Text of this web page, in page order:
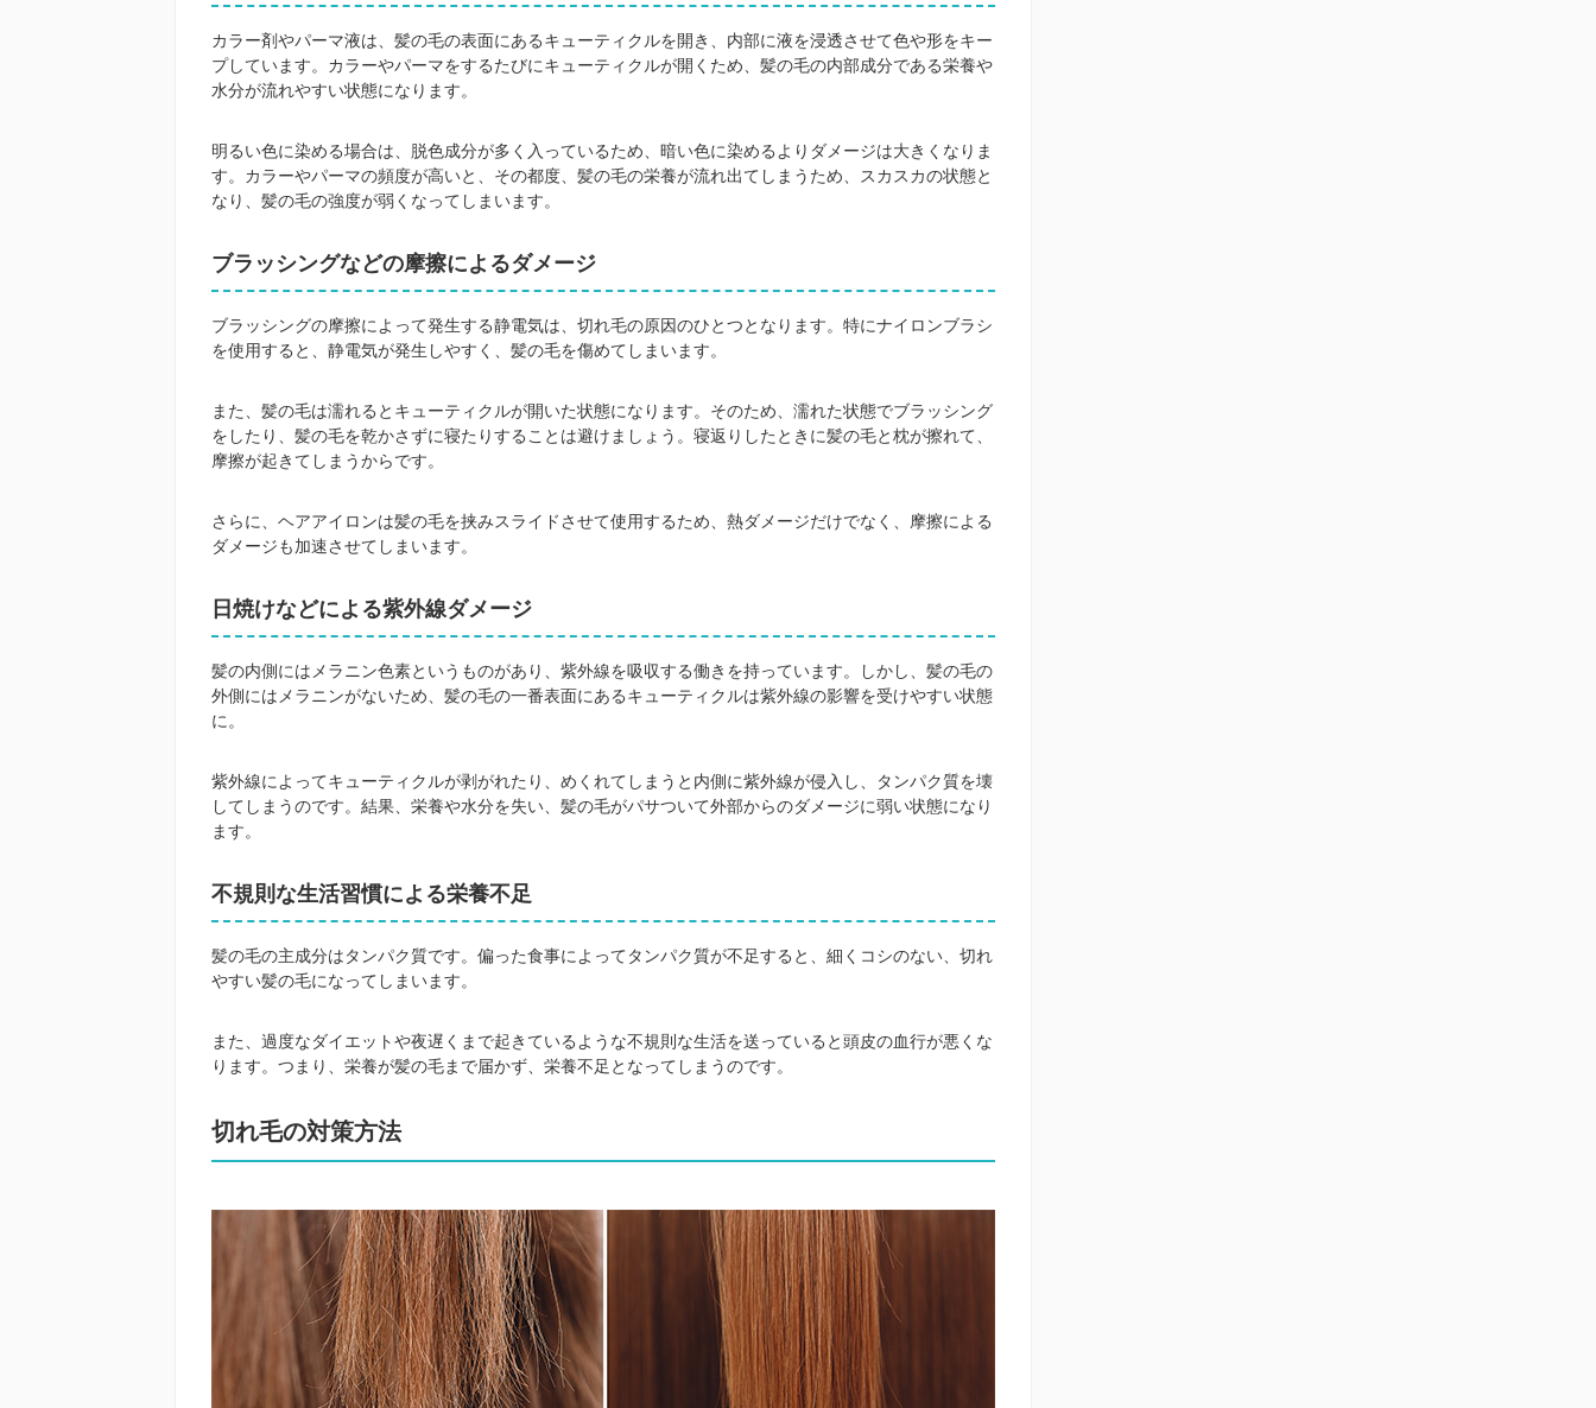
カラー剤やパーマ液は、髪の毛の表面にあるキューティクルを開き、内部に液を浸透させて色や形をキー
プしています。カラーやパーマをするたびにキューティクルが開くため、髪の毛の内部成分である栄養や
水分が流れやすい状態になります。
明るい色に染める場合は、脱色成分が多く入っているため、暗い色に染めるよりダメージは大きくなりま
す。カラーやパーマの頻度が高いと、その都度、髪の毛の栄養が流れ出てしまうため、スカスカの状態と
なり、髪の毛の強度が弱くなってしまいます。
ブラッシングなどの摩擦によるダメージ
ブラッシングの摩擦によって発生する静電気は、切れ毛の原因のひとつとなります。特にナイロンブラシ
を使用すると、静電気が発生しやすく、髪の毛を傷めてしまいます。
また、髪の毛は濡れるとキューティクルが開いた状態になります。そのため、濡れた状態でブラッシング
をしたり、髪の毛を乾かさずに寝たりすることは避けましょう。寝返りしたときに髪の毛と枕が擦れて、
摩擦が起きてしまうからです。
さらに、ヘアアイロンは髪の毛を挟みスライドさせて使用するため、熱ダメージだけでなく、摩擦による
ダメージも加速させてしまいます。
日焼けなどによる紫外線ダメージ
髪の内側にはメラニン色素というものがあり、紫外線を吸収する働きを持っています。しかし、髪の毛の
外側にはメラニンがないため、髪の毛の一番表面にあるキューティクルは紫外線の影響を受けやすい状態
に。
紫外線によってキューティクルが剥がれたり、めくれてしまうと内側に紫外線が侵入し、タンパク質を壊
してしまうのです。結果、栄養や水分を失い、髪の毛がパサついて外部からのダメージに弱い状態になり
ます。
不規則な生活習慣による栄養不足
髪の毛の主成分はタンパク質です。偏った食事によってタンパク質が不足すると、細くコシのない、切れ
やすい髪の毛になってしまいます。
また、過度なダイエットや夜遅くまで起きているような不規則な生活を送っていると頭皮の血行が悪くな
ります。つまり、栄養が髪の毛まで届かず、栄養不足となってしまうのです。
切れ毛の対策方法